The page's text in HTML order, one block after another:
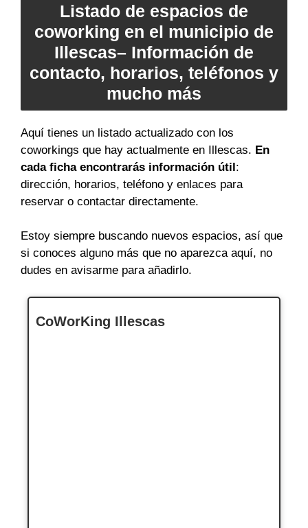
Listado de espacios de
coworking en el municipio de
Illescas– Información de
contacto, horarios, teléfonos y
mucho más
Aquí tienes un listado actualizado con los
coworkings que hay actualmente en Illescas. En
cada ficha encontrarás información útil:
dirección, horarios, teléfono y enlaces para
reservar o contactar directamente.
Estoy siempre buscando nuevos espacios, así que
si conoces alguno más que no aparezca aquí, no
dudes en avisarme para añadirlo.
CoWorKing Illescas